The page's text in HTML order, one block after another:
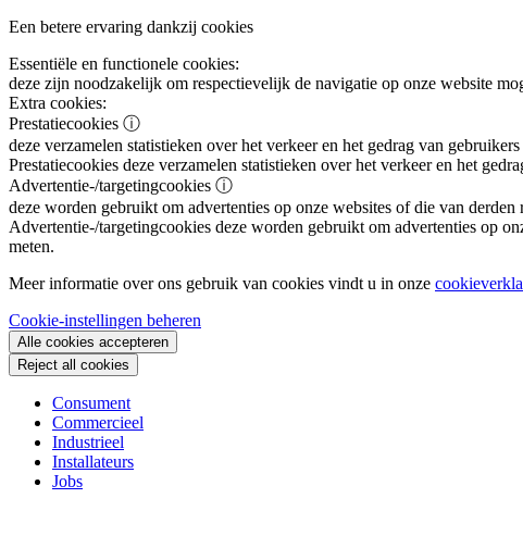
Een betere ervaring dankzij cookies
Essentiële en functionele cookies:
deze zijn noodzakelijk om respectievelijk de navigatie op onze website
Extra cookies:
Prestatiecookies ⓘ
deze verzamelen statistieken over het verkeer en het gedrag van
Prestatiecookies deze verzamelen statistieken over het verkeer en het
Advertentie-/targetingcookies ⓘ
deze worden gebruikt om advertenties op onze websites of die van
Advertentie-/targetingcookies deze worden gebruikt om advertenties op
meten.
Meer informatie over ons gebruik van cookies vindt u in onze
Cookie-instellingen beheren
Alle cookies accepteren
Reject all cookies
Consument
Commercieel
Industrieel
Installateurs
Jobs